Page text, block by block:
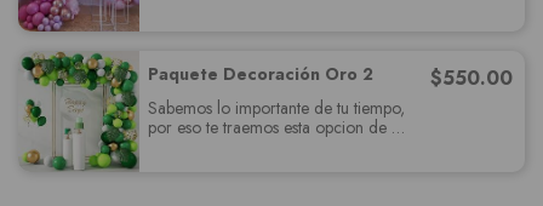
Paquete Decoración Oro 2
$550.00
Sabemos lo importante de tu tiempo,
por eso te traemos esta opcion de